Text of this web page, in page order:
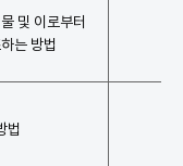
및 이로부터
는 방법
법